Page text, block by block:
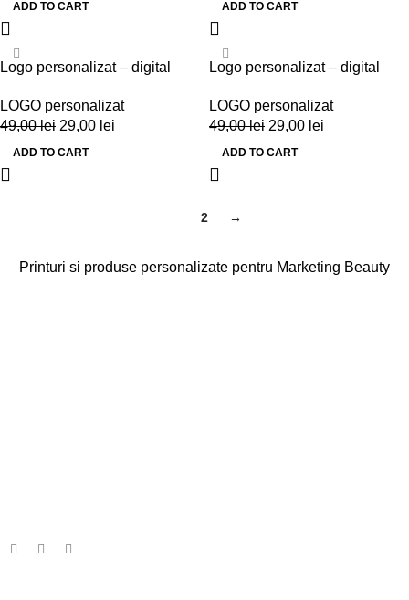
ADD TO CART ADD TO CART
Logo personalizat – digital
LOGO personalizat
49,00lei 29,00 lei
ADD TO CART
Logo personalizat – digital
LOGO personalizat
49,00lei 29,00 lei
ADD TO CART
2 →
Printuri si produse personalizate pentru Marketing Beauty